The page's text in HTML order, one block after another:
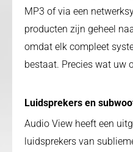
MP3 of via een
producten zijn geheel
omdat elk compleet
bestaat. Precies wat uw
Luidsprekers en
Audio View heeft een
luidsprekers van